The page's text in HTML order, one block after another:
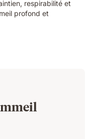
respirabilité et
profond et